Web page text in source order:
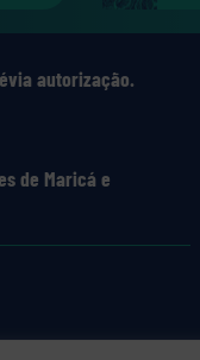
autorização.
de Maricá e